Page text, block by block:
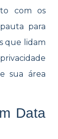
com os
para
que lidam
sua área
Data